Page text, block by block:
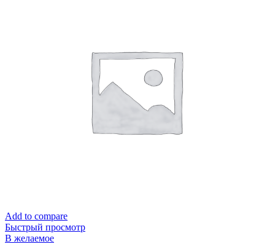
Add to compare
Быстрый просмотр
В желаемое